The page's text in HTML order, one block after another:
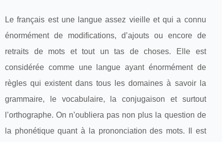
Le français est une langue assez vieille et qui a connu
énormément de modifications, d’ajouts ou encore de
retraits de mots et tout un tas de choses. Elle est
considérée comme une langue ayant énormément de
règles qui existent dans tous les domaines à savoir la
grammaire, le vocabulaire, la conjugaison et surtout
l’orthographe. On n’oubliera pas non plus la question de
la phonétique quant à la prononciation des mots. Il est